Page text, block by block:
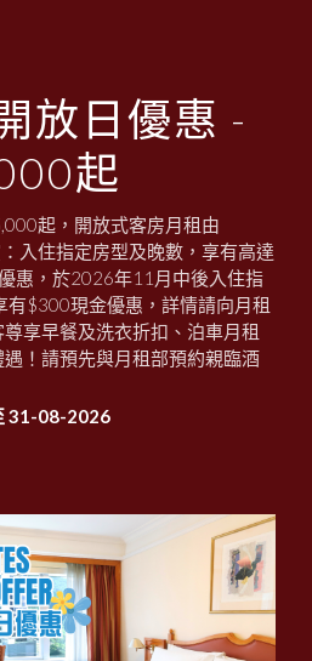
1
放日優惠 -
起
起，開放式客房月租由
入住指定房型及晚數，享有高達
惠，於2026年11月中後入住指
有$300現金優惠，詳情請向月租
享早餐及洗衣折扣、泊車月租
！請預先與月租部預約親臨酒
31-08-2026